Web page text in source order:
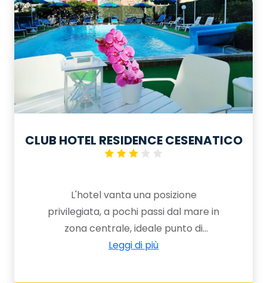
CLUB HOTEL RESIDENCE CESENATICO
L'hotel vanta una posizione
privilegiata, a pochi passi dal mare in
zona centrale, ideale punto di
partenza per una vacanza a
Leggi di più